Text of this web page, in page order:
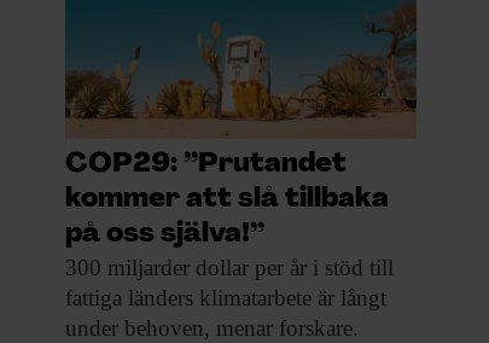
COP29: ”Prutandet
kommer att slå tillbaka
på oss själva!”
300 miljarder dollar per år i stöd till
fattiga länders klimatarbete är långt
under behoven, menar forskare.